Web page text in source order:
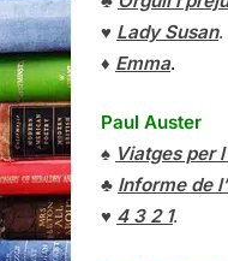
♥ Lady Susan.
♦ Emma.
Paul Auster
♠ Viatges per
♣ Informe de
♥ 4 3 2 1.